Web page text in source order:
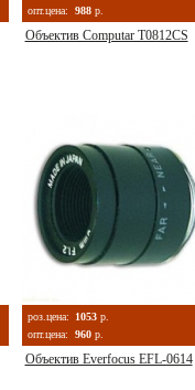
опт.цена:
988 р.
Объектив Computar T0812CS
роз.цена: 1053 р.
опт.цена:
960 р.
Объектив Everfocus EFL-0614